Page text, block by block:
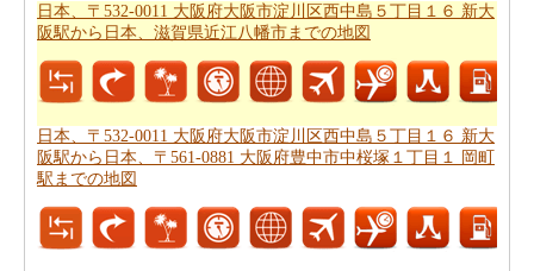
大阪駅から日本、〒487-0013 愛知県春日井市高蔵寺町ま
での飛行時間を見つけることができます。自分がより良
い日本、〒532-0011 大阪府大阪市淀川区西中島５丁目１
６ 新大阪駅から日本、〒487-0013 愛知県春日井市高蔵寺
町までのあなたの旅行を計画するのに役立ちます。
あなたはそれが確からしいの停止ポイントとあなたの旅
の途中でポイントを与えマップたいですか。日本、〒
532-0011 大阪府大阪市淀川区西中島５丁目１６ 新大阪駅
日本、〒532-0011 大阪府大阪市淀川区西中島５丁目１６ 新大
阪駅から日本、滋賀県近江八幡市までの地図
日本、〒532-0011 大阪府大阪市淀川区西中島５丁目１６ 新大
阪駅から日本、〒561-0881 大阪府豊中市中桜塚１丁目１ 岡町
駅までの地図